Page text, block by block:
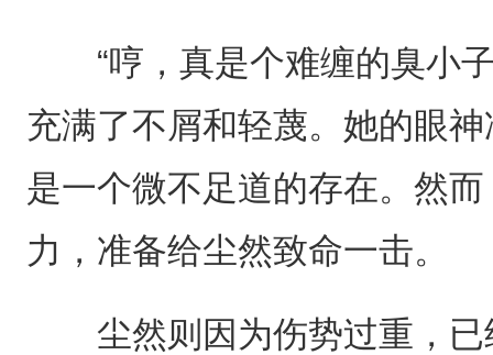
“哼，真是个难缠的臭小子
充满了不屑和轻蔑。她的眼
是一个微不足道的存在。然
力，准备给尘然致命一击。
尘然则因为伤势过重，已